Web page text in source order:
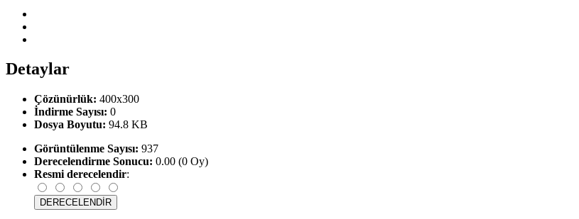
Detaylar
Çözünürlük: 400x300
İndirme Sayısı: 0
Dosya Boyutu: 94.8 KB
Görüntülenme Sayısı: 937
Derecelendirme Sonucu: 0.00 (0 Oy)
Resmi derecelendir: